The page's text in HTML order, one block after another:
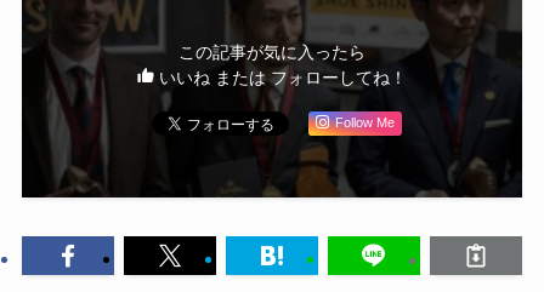
この記事が気に入ったら
いいね または フォローしてね！
Follow Me